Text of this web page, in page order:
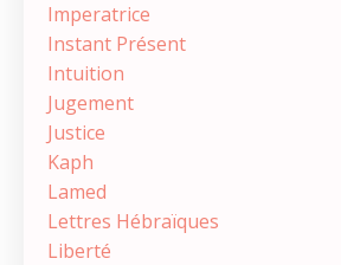
Imperatrice
Instant Présent
Intuition
Jugement
Justice
Kaph
Lamed
Lettres Hébraïques
Liberté